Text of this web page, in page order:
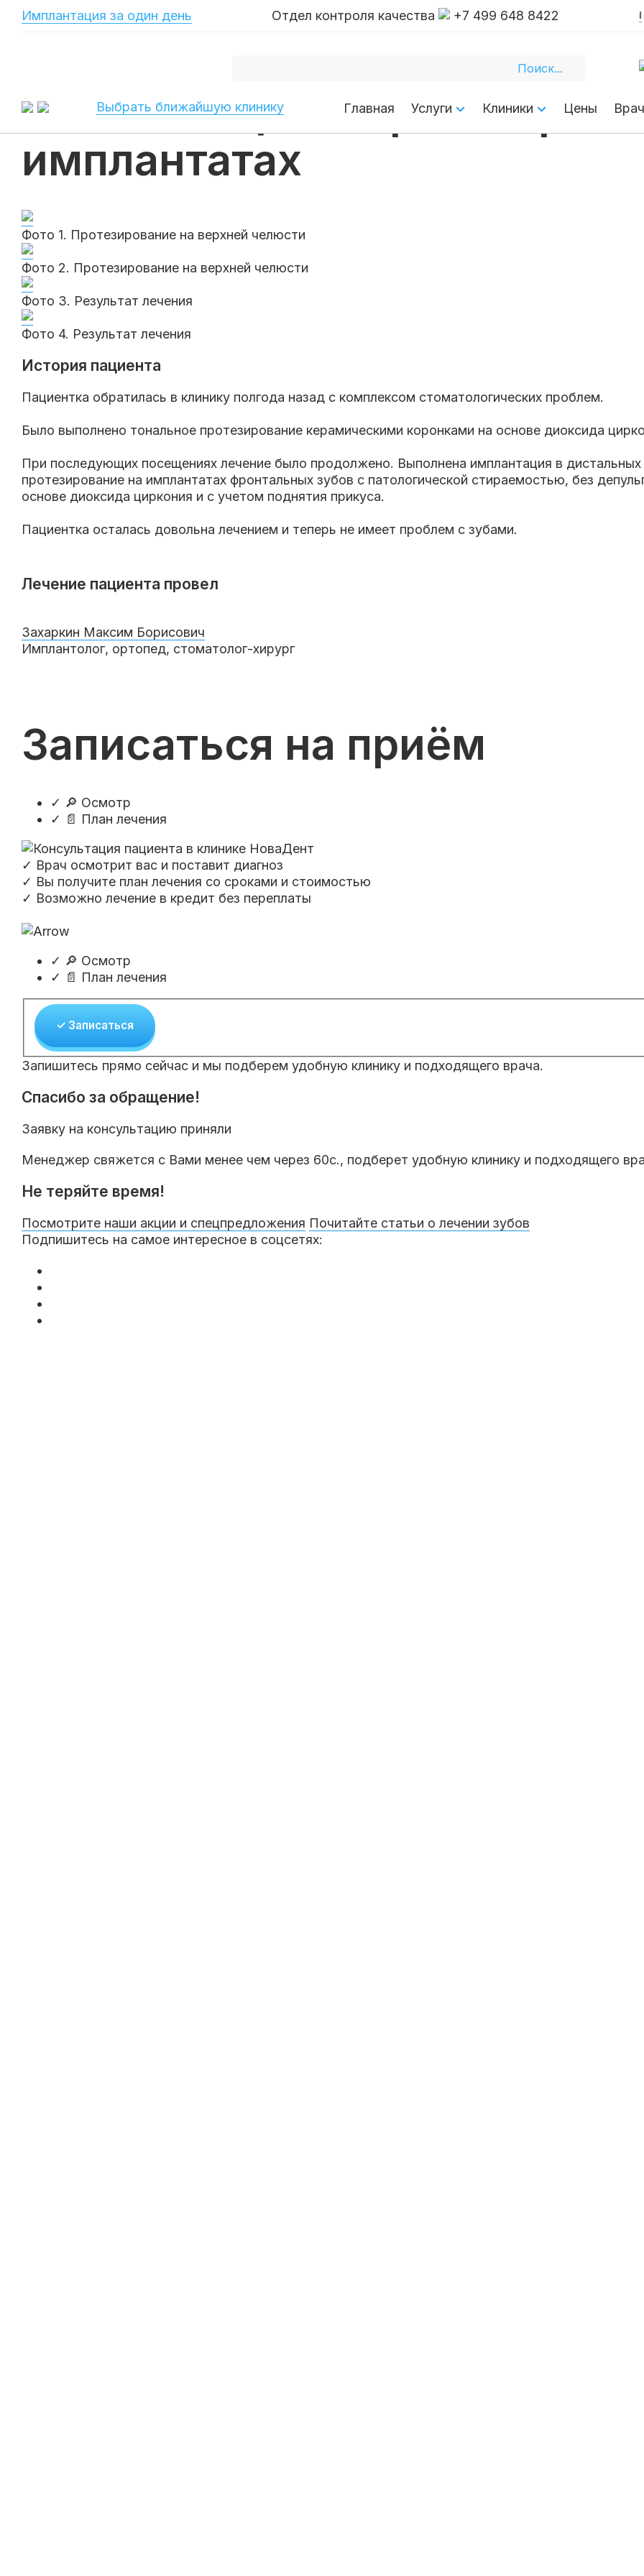
Имплантация за один день Отдел контроля качества +7 499 648 8422
Выбрать ближайшую клинику Главная Услуги Клиники Цены
Главная
Имплантация и
имплантатах
Фото 1. Протезирование на верхней челюсти
Фото 2. Протезирование на верхней челюсти
Фото 3. Результат лечения
Фото 4. Результат лечения
История пациента
Пациентка обратилась в клинику полгода назад с комплексом стоматологических проблем.
Было выполнено тональное протезирование керамическими коронками на основе диоксида
При последующих посещениях лечение было продолжено. Выполнена имплантация в
протезирование на имплантатах фронтальных зубов с патологической стираемостью, без
основе диоксида циркония и с учетом поднятия прикуса.
Пациентка осталась довольна лечением и теперь не имеет проблем с зубами.
Лечение пациента провел
Захаркин Максим Борисович
Имплантолог, ортопед, стоматолог-хирург
Записаться на приём
✓ 🔎 Осмотр
✓ 📄 План лечения
✓ Врач осмотрит вас и поставит диагноз
✓ Вы получите план лечения со сроками и стоимостью
✓ Возможно лечение в кредит без переплаты
✓ 🔎 Осмотр
✓ 📄 План лечения
✓ Записаться
Запишитесь прямо сейчас и мы подберем удобную клинику и подходящего врача.
Спасибо за обращение!
Заявку на консультацию приняли
Менеджер свяжется с Вами менее чем через 60с., подберет удобную клинику и подходящего
Не теряйте время!
Посмотрите наши акции и спецпредложения Почитайте статьи о лечении зубов
Подпишитесь на самое интересное в соцсетях: